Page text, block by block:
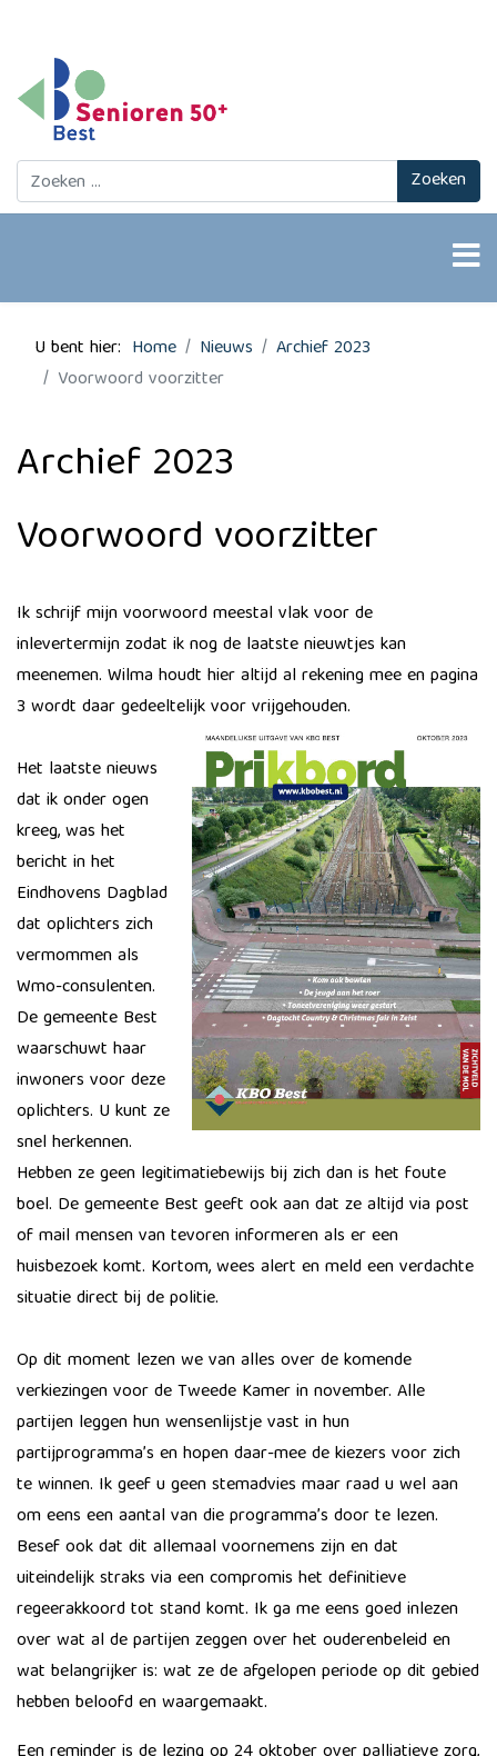
Zoeken Zoeken
U bent hier: Home Nieuws
Archief 2023
Voorwoord voorzitter
Archief 2023
Voorwoord voorzitter
​Ik schrijf mijn voorwoord meestal vlak voor de
inlevertermijn zodat ik nog de laatste nieuwtjes kan
meenemen. Wilma houdt hier altijd al rekening mee en pagina
3 wordt daar gedeeltelijk voor vrijgehouden.
Het laatste nieuws
dat ik onder ogen
kreeg, was het
bericht in het
Eindhovens Dagblad
dat oplichters zich
vermommen als
Wmo-consulenten.
De gemeente Best
waarschuwt haar
inwoners voor deze
oplichters. U kunt ze
snel herkennen.
Hebben ze geen legitimatiebewijs bij zich dan is het foute
boel. De gemeente Best geeft ook aan dat ze altijd via post
of mail mensen van tevoren informeren als er een
huisbezoek komt. Kortom, wees alert en meld een verdachte
situatie direct bij de politie.
Op dit moment lezen we van alles over de komende
verkiezingen voor de Tweede Kamer in november. Alle
partijen leggen hun wensenlijstje vast in hun
partijprogramma’s en hopen daar-mee de kiezers voor zich
te winnen. Ik geef u geen stemadvies maar raad u wel aan
om eens een aantal van die programma’s door te lezen.
Besef ook dat dit allemaal voornemens zijn en dat
uiteindelijk straks via een compromis het definitieve
regeerakkoord tot stand komt. Ik ga me eens goed inlezen
over wat al de partijen zeggen over het ouderenbeleid en
wat belangrijker is: wat ze de afgelopen periode op dit gebied
hebben beloofd en waargemaakt.